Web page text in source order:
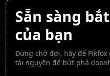
Sẵn sàng
của bạn
Đừng chờ đợi, hãy để
tài nguyên để bứt phá